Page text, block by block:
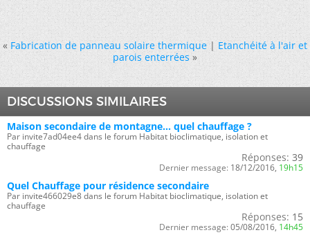
« Fabrication de panneau solaire thermique|Etanchéité à l'air et
parois enterrées »
DISCUSSIONS SIMILAIRES
Maison secondaire de montagne... quel chauffage ?
Par invite7ad04ee4 dans le forum Habitat bioclimatique, isolation et
chauffage
Réponses: 39
Dernier message: 18/12/2016, 19h15
Quel Chauffage pour résidence secondaire
Par invite466029e8 dans le forum Habitat bioclimatique, isolation et
chauffage
Réponses: 15
Dernier message: 05/08/2016, 14h45